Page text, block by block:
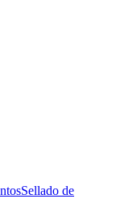
Sellado de